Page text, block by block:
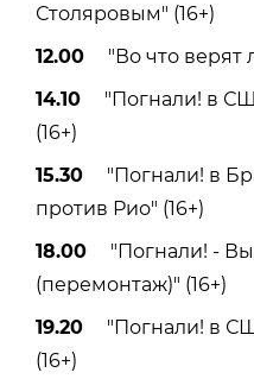
Столяровым" (16+)
12.00 "Во что верят
14.10 "Погнали! в
(16+)
15.30 "Погнали! в
против Рио" (16+)
18.00 "Погнали! -
(перемонтаж)" (16+)
19.20 "Погнали! в
(16+)